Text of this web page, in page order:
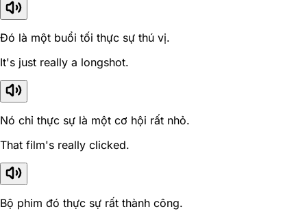
Đó là một buổi tối thực sự thú vị.
It's just really a longshot.
Nó chỉ thực sự là một cơ hội rất nhỏ.
That film's really clicked.
Bộ phim đó thực sự rất thành công.